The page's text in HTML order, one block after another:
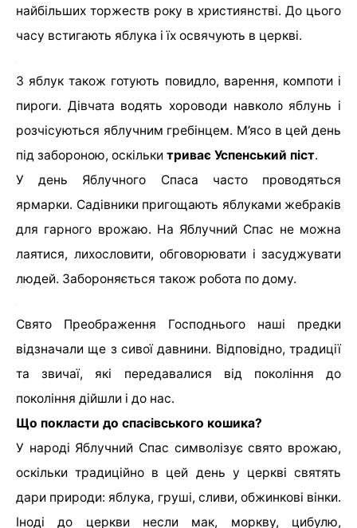
найбільших торжеств року в християнстві. До цього
часу встигають яблука і їх освячують в церкві.
З яблук також готують повидло, варення, компоти і
пироги. Дівчата водять хороводи навколо яблунь і
розчісуються яблучним гребінцем. М’ясо в цей день
під забороною, оскільки триває Успенський піст.
У день Яблучного Спаса часто проводяться
ярмарки. Садівники пригощають яблуками жебраків
для гарного врожаю. На Яблучний Спас не можна
лаятися, лихословити, обговорювати і засуджувати
людей. Забороняється також робота по дому.
Свято Преображення Господнього наші предки
відзначали ще з сивої давнини. Відповідно, традиції
та звичаї, які передавалися від покоління до
покоління дійшли і до нас.
Що покласти до спасівського кошика?
У народі Яблучний Спас символізує свято врожаю,
оскільки традиційно в цей день у церкві святять
дари природи: яблука, груші, сливи, обжинкові вінки.
Іноді до церкви несли мак, моркву, цибулю,